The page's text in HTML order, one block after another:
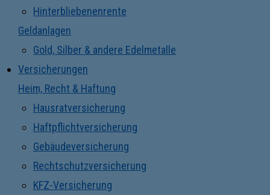
Hinterbliebenenrente
Geldanlagen
Gold, Silber & andere Edelmetalle
Versicherungen
Heim, Recht & Haftung
Hausratversicherung
Haftpflichtversicherung
Gebäudeversicherung
Rechtschutzversicherung
KFZ-Versicherung